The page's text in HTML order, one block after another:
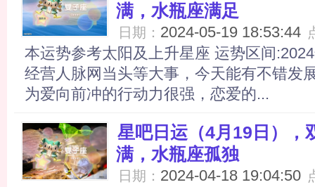
满，水瓶座满足
日期： 2024-05-19 18:53:44
本运势参考太阳及上升星座 运势区间
经营人脉网当头等大事，今天能有不错发
为爱向前冲的行动力很强，恋爱的...
星吧日运（4月19日），
满，水瓶座孤独
日期： 2024-04-18 19:04:50